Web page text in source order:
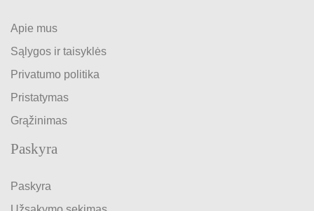
Apie mus
Sąlygos ir taisyklės
Privatumo politika
Pristatymas
Grąžinimas
Paskyra
Paskyra